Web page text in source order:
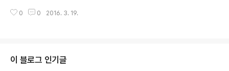
실제 두 기기간의 성능차이는 없다고 보셔도 됩니다. 또한,
rsey는 ABC 방송과의 인터뷰를 통해 140자 제한 해제가
쟁에서 밀려 마이크로 블로깅(micro-blogging)의 선두
주자 자리를 내준 상태로 이미 DM(Direct Message)는
0 0 2016. 3. 19.
이 블로그 인기글